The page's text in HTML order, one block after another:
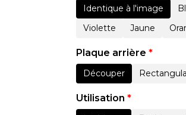
Identique à l'image
Violette
Jaune
Plaque arrière *
Découper
Utilisation *